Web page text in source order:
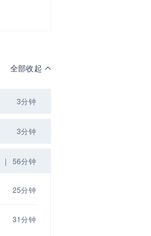
全部收起
3分钟
3分钟
| 56分钟
25分钟
31分钟